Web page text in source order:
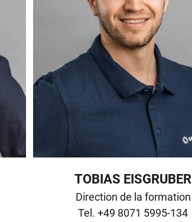
TOBIAS EISGRUBER
Direction de la formation